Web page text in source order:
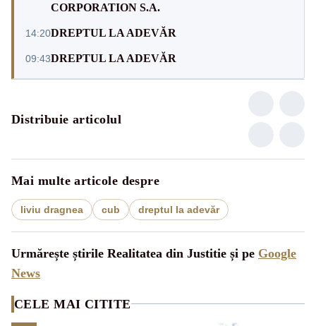
CORPORATION S.A.
14:20DREPTUL LA ADEVĂR
09:43DREPTUL LA ADEVĂR
Distribuie articolul
Mai multe articole despre
liviu dragnea cub dreptul la adevăr
Urmărește știrile Realitatea din Justitie și pe Google
News
CELE MAI CITITE